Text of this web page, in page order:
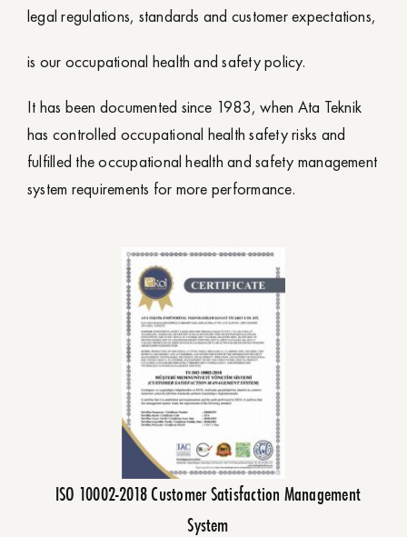
legal regulations, standards and customer expectations,
is our occupational health and safety policy.
It has been documented since 1983, when Ata Teknik
has controlled occupational health safety risks and
fulfilled the occupational health and safety management
system requirements for more performance.
ISO 10002-2018 Customer Satisfaction Management
System